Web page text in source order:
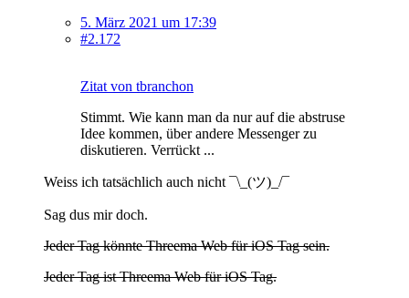
5. März 2021 um 17:39
#2.172
Zitat von tbranchon
Stimmt. Wie kann man da nur auf die abstruse
Idee kommen, über andere Messenger zu
diskutieren. Verrückt ...
Weiss ich tatsächlich auch nicht ¯\_(ツ)_/¯
Sag dus mir doch.
Jeder Tag könnte Threema Web für iOS Tag sein.
Jeder Tag ist Threema Web für iOS Tag.